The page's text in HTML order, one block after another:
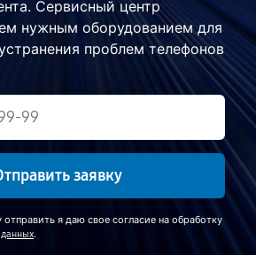
Сервисный центр
нужным оборудованием для
проблем телефонов
заявку
я даю свое согласие на обработку
данных.